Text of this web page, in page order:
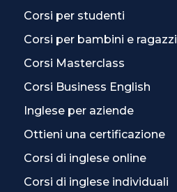
Corsi per studenti
Corsi per bambini e ragazzi
Corsi Masterclass
Corsi Business English
Inglese per aziende
Ottieni una certificazione
Corsi di inglese online
Corsi di inglese individuali